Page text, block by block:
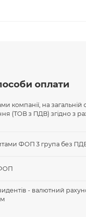
оплати
компанії, на загальній
(ТОВ з ПДВ) згідно з
ФОП 3 група без
- валютний